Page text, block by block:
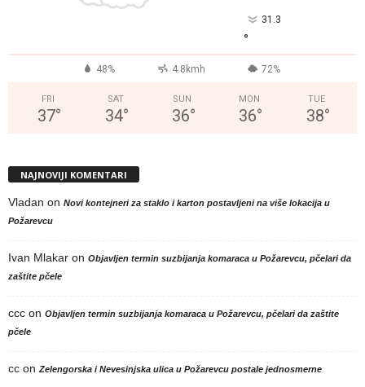
31.3
°
48% 4.8kmh 72%
FRI
37°
SAT
34°
SUN
36°
MON
36°
TUE
38°
NAJNOVIJI KOMENTARI
Vladan on Novi kontejneri za staklo i karton postavljeni na više lokacija u
Požarevcu
Ivan Mlakar on Objavljen termin suzbijanja komaraca u Požarevcu, pčelari da
zaštite pčele
ccc on Objavljen termin suzbijanja komaraca u Požarevcu, pčelari da zaštite
pčele
cc on Zelengorska i Nevesinjska ulica u Požarevcu postale jednosmerne